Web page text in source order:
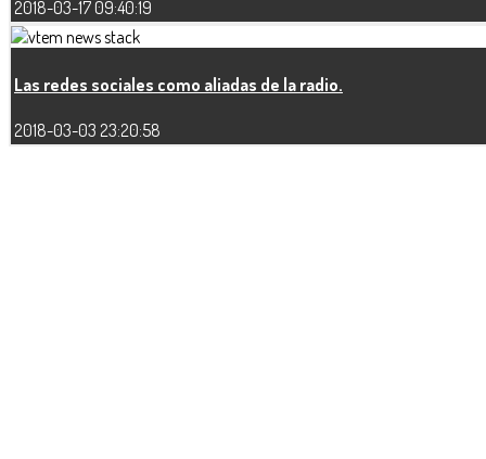
2018-03-17 09:40:19
Las redes sociales como aliadas de la radio.
2018-03-03 23:20:58